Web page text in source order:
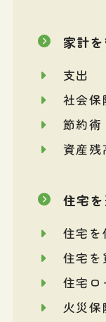
家計
支出
社会保
節約術
資産残
住宅
住宅を
住宅を
住宅ロ
火災